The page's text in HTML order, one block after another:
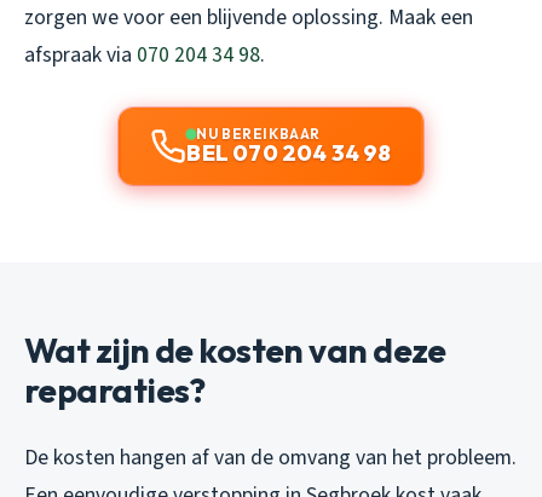
zorgen we voor een blijvende oplossing. Maak een
afspraak via 070 204 34 98.
NU BEREIKBAAR
BEL 070 204 34 98
Wat zijn de kosten van deze
reparaties?
De kosten hangen af van de omvang van het probleem.